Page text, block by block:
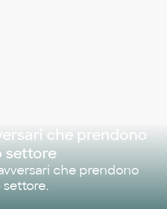
che prendono
settore
che prendono
settore.